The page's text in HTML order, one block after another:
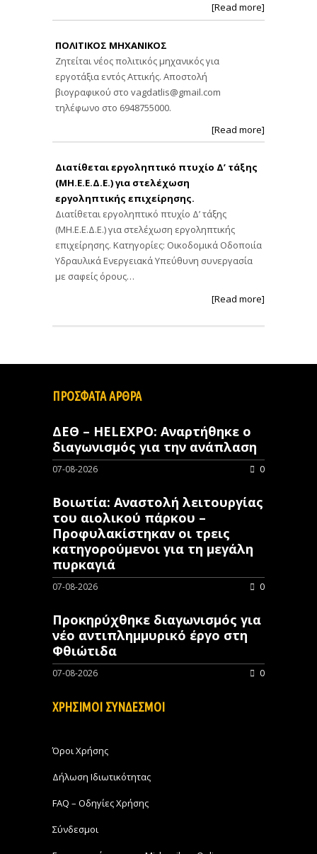
[Read more]
ΠΟΛΙΤΙΚΟΣ ΜΗΧΑΝΙΚΟΣ
Ζητείται νέος πολιτικός μηχανικός για
εργοτάξια εντός Αττικής. Αποστολή
βιογραφικού στο vagdatlis@gmail.com
τηλέφωνο στο 6948755000.
[Read more]
Διατίθεται εργοληπτικό πτυχίο Δ’ τάξης
(ΜΗ.Ε.Ε.Δ.Ε.) για στελέχωση
εργοληπτικής επιχείρησης.
Διατίθεται εργοληπτικό πτυχίο Δ’ τάξης
(ΜΗ.Ε.Ε.Δ.Ε.) για στελέχωση εργοληπτικής
επιχείρησης. Κατηγορίες: Οικοδομικά Οδοποιία
Υδραυλικά Ενεργειακά Υπεύθυνη συνεργασία
με σαφείς όρους…
[Read more]
ΠΡΟΣΦΑΤΑ ΑΡΘΡΑ
ΔΕΘ – HELEXPO: Αναρτήθηκε ο
διαγωνισμός για την ανάπλαση
07-08-2026 0
Βοιωτία: Αναστολή λειτουργίας
του αιολικού πάρκου –
Προφυλακίστηκαν οι τρεις
κατηγορούμενοι για τη μεγάλη
πυρκαγιά
07-08-2026 0
Προκηρύχθηκε διαγωνισμός για
νέo αντιπλημμυρικό έργο στη
Φθιώτιδα
07-08-2026 0
ΧΡΗΣΙΜΟΙ ΣΥΝΔΕΣΜΟΙ
Όροι Χρήσης
Δήλωση Ιδιωτικότητας
FAQ – Οδηγίες Χρήσης
Σύνδεσμοι